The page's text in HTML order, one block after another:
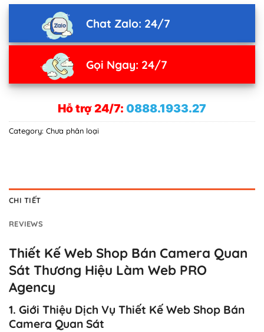
Chat Zalo: 24/7
Gọi Ngay: 24/7
Hỗ trợ 24/7: 0888.1933.27
Category: Chưa phân loại
CHI TIẾT
REVIEWS
Thiết Kế Web Shop Bán Camera Quan
Sát Thương Hiệu Làm Web PRO
Agency
1. Giới Thiệu Dịch Vụ Thiết Kế Web Shop Bán
Camera Quan Sát